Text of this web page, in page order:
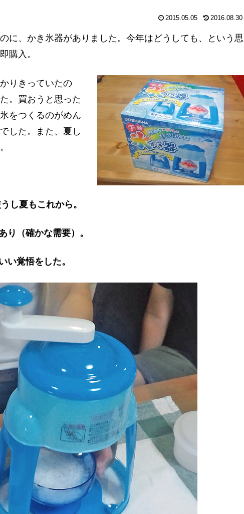
2015.05.05 2016.08.30
に、かき氷器がありました。今年はどうしても、という思
購入。
りきっていたの
。買おうと思った
をつくるのがめん
した。また、夏し
し夏もこれから。
（確かな需要）。
覚悟をした。